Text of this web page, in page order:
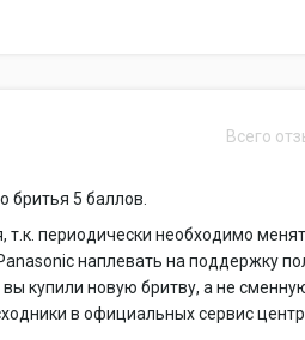
Всего
бритья 5 баллов.
т.к. периодически необходимо
наплевать на поддержку
купили новую бритву, а не
в официальных сервис